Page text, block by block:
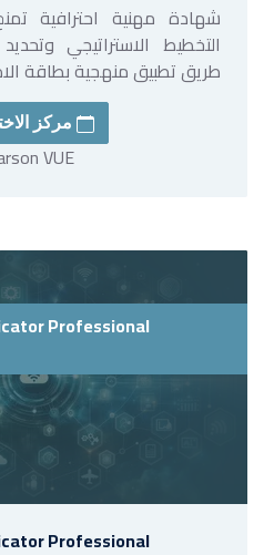
شهادة مهنية احترافية
التخطيط الاستراتيجي
طريق تطبيق منهجية بطاقة
مركز
VUE
Professional
Professional